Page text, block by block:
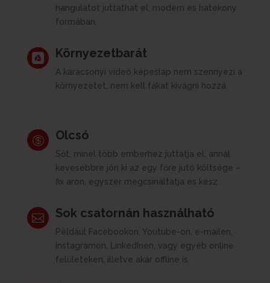
hangulatot juttathat el, modern és hatékony
formában.
 Környezetbarát
A karácsonyi videó képeslap nem szennyezi a
környezetet, nem kell fákat kivágni hozzá.
 Olcsó
Sőt, minél több emberhez juttatja el, annál
kevesebbre jön ki az egy főre jutó költsége –
fix áron, egyszer megcsináltatja és kész.
 Sok csatornán használható
Például Facebookon, Youtube-on, e-mailen,
Instagramon, LinkedInen, vagy egyéb online
felületeken, illetve akár offline is.